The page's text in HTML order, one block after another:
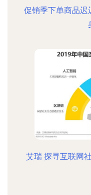
促销季下单商品迟
艾瑞 探寻互联网